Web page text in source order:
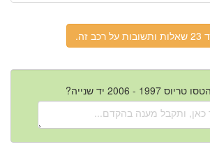
זה.
- 2006 יד שנייה?